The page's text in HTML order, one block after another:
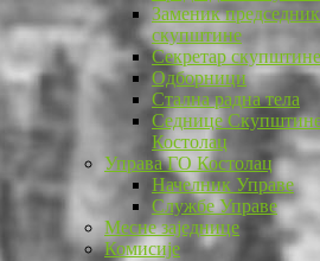
Заменик
скупштине
Секретар скупштине
Одборници
Стална радна тела
Седнице
Костолац
Управа ГО Костолац
Начелник Управе
Службе Управе
Месне заједнице
Комисије